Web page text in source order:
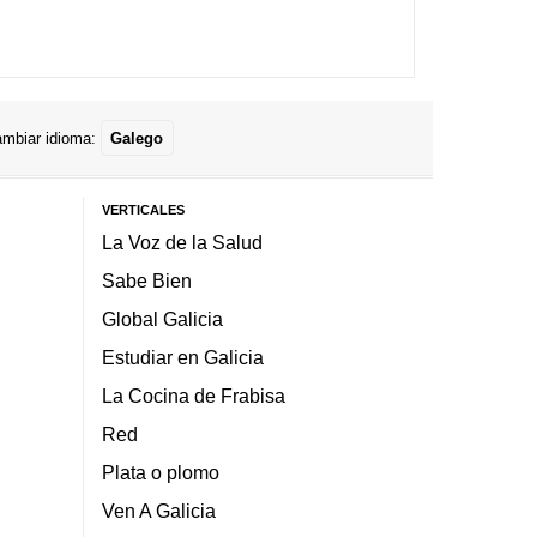
idioma: Galego
VERTICALES
La Voz de la Salud
Sabe Bien
Global Galicia
Estudiar en Galicia
La Cocina de Frabisa
Red
Plata o plomo
Ven A Galicia